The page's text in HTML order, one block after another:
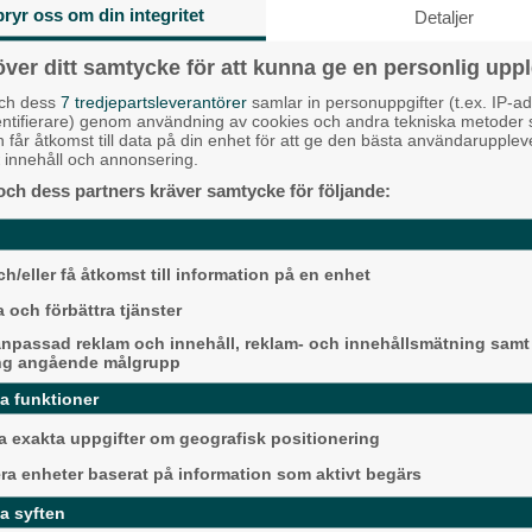
under invigningen
prisas som
förebilder
har utsett två
till årets unga förebilder.
lunchmöte den 8 maj fick Asal
och Olle Ledén ta emot
högtidliga former.
vanligt blir det
trubadur och aktiviteter
familjen.
Lions Club Partille är en
aktörer på plats – och de
fiskdamm. Den här
ett speciellt samarbete
kyrkan då Lions säljer
för hundra kronor
kommer att på
november) släppas ut
griftegård, där de
med tända ljus i
– Aktiviteten ska ses
handling, för att minnas
närvarande i samhället
värme och kärlek, som
Intäkterna går
hjälpverksamhet i
Liberalerna
Vet ej
Senaste
Alingsås
Detta händer i
augusti
Backa/Kärra
oss om din integritet Detaljer
ditt samtycke för att kunna ge en personlig
dess 7 tredjepartsleverantörer samlar in personuppgifter (t.ex. IP-
genom användning av cookies och andra tekniska metoder
får åtkomst till data på din enhet för att ge den bästa
och annonsering.
dess partners kräver samtycke för följande:
eller få åtkomst till information på en enhet
och förbättra tjänster
reklam och innehåll, reklam- och innehållsmätning samt
angående målgrupp
funktioner
exakta uppgifter om geografisk positionering
enheter baserat på information som aktivt begärs
syften